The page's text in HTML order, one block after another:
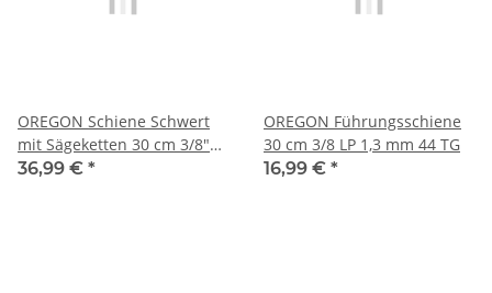
OREGON Schiene Schwert
mit Sägeketten 30 cm 3/8"
LP 1,3 mm 44 TG
36,99 € *
OREGON Führungsschiene
30 cm 3/8 LP 1,3 mm 44 TG
16,99 € *